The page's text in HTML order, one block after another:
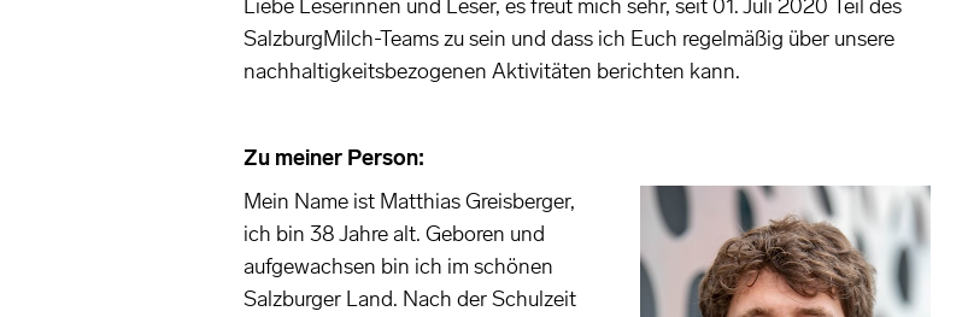
Liebe Leserinnen und Leser, es freut mich sehr, seit 01. Juli 2020 Teil des
SalzburgMilch-Teams zu sein und dass ich Euch regelmäßig über unsere
nachhaltigkeitsbezogenen Aktivitäten berichten kann.
Zu meiner Person:
Mein Name ist Matthias Greisberger,
ich bin 38 Jahre alt. Geboren und
aufgewachsen bin ich im schönen
Salzburger Land. Nach der Schulzeit